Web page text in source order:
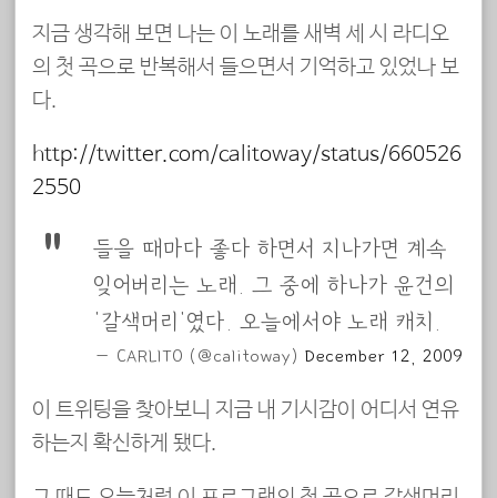
지금 생각해 보면 나는 이 노래를 새벽 세 시 라디오
의 첫 곡으로 반복해서 들으면서 기억하고 있었나 보
다.
http://twitter.com/calitoway/status/660526
2550
들을 때마다 좋다 하면서 지나가면 계속
잊어버리는 노래. 그 중에 하나가 윤건의
'갈색머리'였다. 오늘에서야 노래 캐치.
— CARLITO (@calitoway) December 12, 2009
이 트위팅을 찾아보니 지금 내 기시감이 어디서 연유
하는지 확신하게 됐다.